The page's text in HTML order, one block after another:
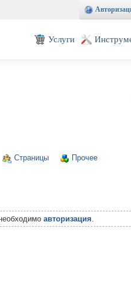
Услуги
Страницы Прочее
авторизация.